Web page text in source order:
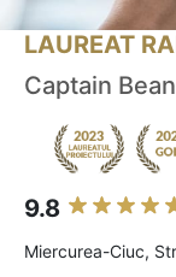
LAUREAT
Captain
9.8
Miercurea-Ciuc,